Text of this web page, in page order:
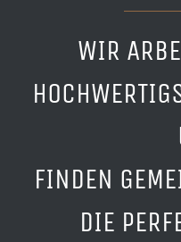
WIR
FINDEN
DIE